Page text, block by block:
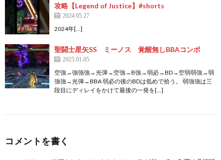
攻略【Legend of Justice】#shorts
2024.05.27
2024年[…]
聖闘士星矢SS ミーノス 覚醒無しBBAコンボ
2025.01.05
空強→強強強→光弾→空強→B強→弱必→BD→空弱弱強→弱
強強→光弾→BBA 弱必の後のBDは低めで拾う。 弱強強は三
段目にディレイをかけて最後の一発を[…]
コメントを書く